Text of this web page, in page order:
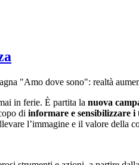
"Amo dove sono": realtà
in ferie. È partita la nuova
di informare e sensibilizzare
l’immagine e il valore della